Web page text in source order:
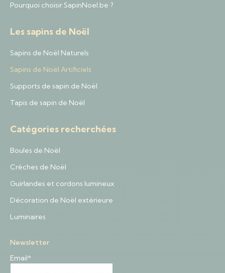
Pourquoi choisir SapinNoel.be ?
Les sapins de Noël
Sapins de Noël Naturels
Sapins de Noël Artificiels
Supports de sapin de Noël
Tapis de sapin de Noël
Catégories recherchées
Boules de Noël
Crèches de Noël
Guirlandes et cordons lumineux
Décoration de Noël extérieure
Luminaires
Newsletter
Email*